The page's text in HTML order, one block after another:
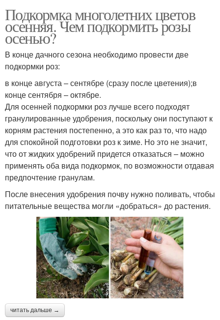
Подкормка многолетних цветов
осенняя. Чем подкормить розы
осенью?
В конце дачного сезона необходимо провести две
подкормки роз:
в конце августа – сентябре (сразу после цветения);в
конце сентября – октябре.
Для осенней подкормки роз лучше всего подходят
гранулированные удобрения, поскольку они поступают к
корням растения постепенно, а это как раз то, что надо
для спокойной подготовки роз к зиме. Но это не значит,
что от жидких удобрений придется отказаться – можно
применять оба вида подкормок, по возможности отдавая
предпочтение гранулам.
После внесения удобрения почву нужно поливать, чтобы
питательные вещества могли «добраться» до растения.
читать дальше →